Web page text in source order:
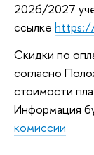
2026/2027
ссылке
Скидки по
согласно
стоимости
Информация
комиссии